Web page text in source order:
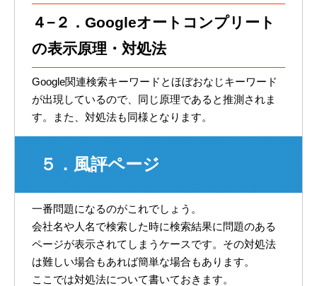
４−２．Googleオートコンプリート
の表示原理・対処法
Google関連検索キーワードとほぼおなじキーワード
が出現しているので、同じ原理であると推測されま
す。また、対処法も同様となります。
５．風評ページ
一番問題になるのがこれでしょう。
会社名や人名で検索した時に検索結果に問題のある
ページが表示されてしまうケースです。その対処法
は難しい場合もあれば簡単な場合もあります。
ここでは対処法について書いておきます。